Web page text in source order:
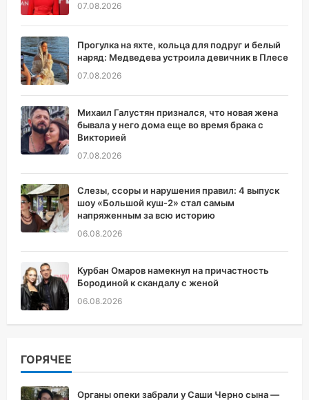
07.08.2026
Прогулка на яхте, кольца для подруг и белый
наряд: Медведева устроила девичник в Плесе
07.08.2026
Михаил Галустян признался, что новая жена
бывала у него дома еще во время брака с
Викторией
07.08.2026
Слезы, ссоры и нарушения правил: 4 выпуск
шоу «Большой куш-2» стал самым
напряженным за всю историю
06.08.2026
Курбан Омаров намекнул на причастность
Бородиной к скандалу с женой
06.08.2026
ГОРЯЧЕЕ
Органы опеки забрали у Саши Черно сына —